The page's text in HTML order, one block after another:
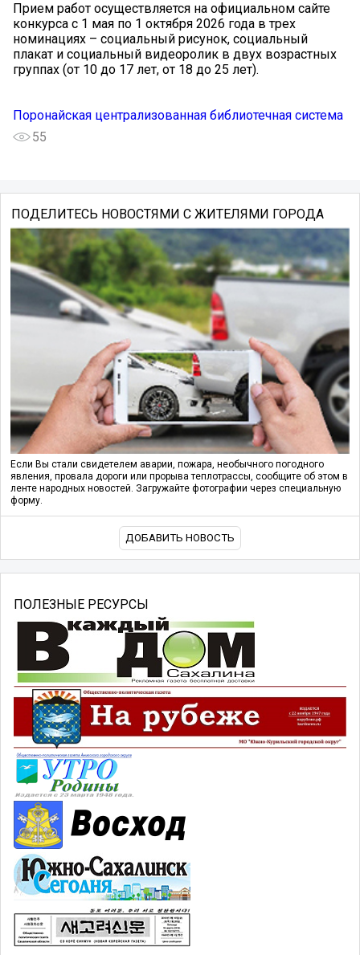
Прием работ осуществляется на официальном сайте
конкурса с 1 мая по 1 октября 2026 года в трех
номинациях – социальный рисунок, социальный
плакат и социальный видеоролик в двух возрастных
группах (от 10 до 17 лет, от 18 до 25 лет).
Поронайская централизованная библиотечная система
55
ПОДЕЛИТЕСЬ НОВОСТЯМИ С ЖИТЕЛЯМИ ГОРОДА
Если Вы стали свидетелем аварии, пожара, необычного погодного
явления, провала дороги или прорыва теплотрассы, сообщите об этом в
ленте народных новостей. Загружайте фотографии через специальную
форму.
ДОБАВИТЬ НОВОСТЬ
ПОЛЕЗНЫЕ РЕСУРСЫ